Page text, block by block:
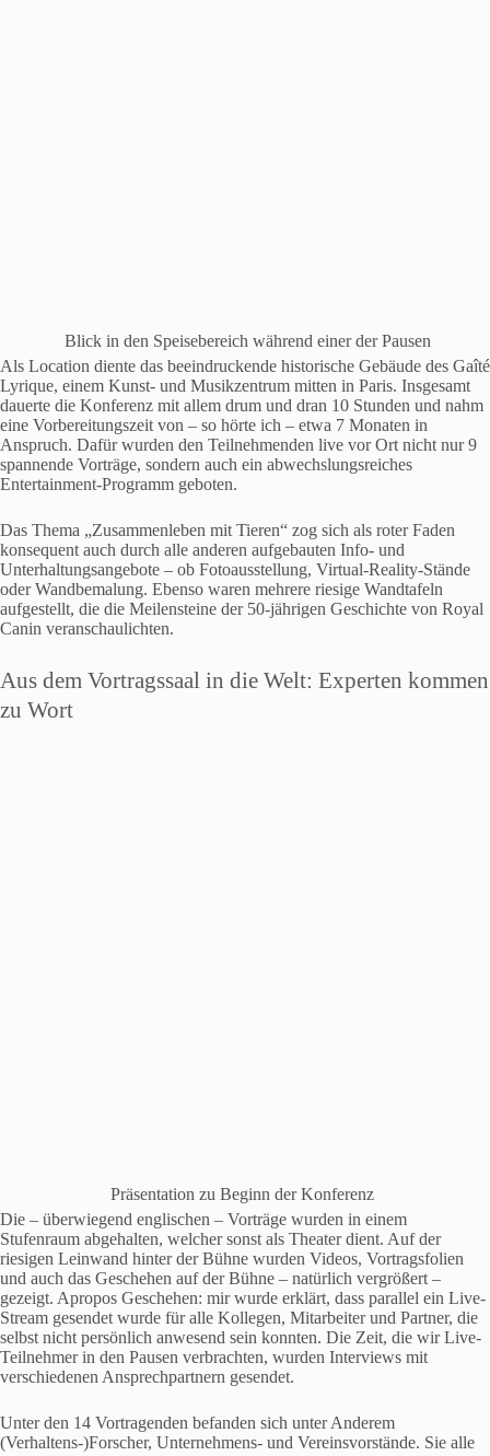
Blick in den Speisebereich während einer der Pausen
Als Location diente das beeindruckende historische Gebäude des Gaîté
Lyrique, einem Kunst- und Musikzentrum mitten in Paris. Insgesamt
dauerte die Konferenz mit allem drum und dran 10 Stunden und nahm
eine Vorbereitungszeit von – so hörte ich – etwa 7 Monaten in
Anspruch. Dafür wurden den Teilnehmenden live vor Ort nicht nur 9
spannende Vorträge, sondern auch ein abwechslungsreiches
Entertainment-Programm geboten.
Das Thema „Zusammenleben mit Tieren“ zog sich als roter Faden
konsequent auch durch alle anderen aufgebauten Info- und
Unterhaltungsangebote – ob Fotoausstellung, Virtual-Reality-Stände
oder Wandbemalung. Ebenso waren mehrere riesige Wandtafeln
aufgestellt, die die Meilensteine der 50-jährigen Geschichte von Royal
Canin veranschaulichten.
Aus dem Vortragssaal in die Welt: Experten kommen
zu Wort
Präsentation zu Beginn der Konferenz
Die – überwiegend englischen – Vorträge wurden in einem
Stufenraum abgehalten, welcher sonst als Theater dient. Auf der
riesigen Leinwand hinter der Bühne wurden Videos, Vortragsfolien
und auch das Geschehen auf der Bühne – natürlich vergrößert –
gezeigt. Apropos Geschehen: mir wurde erklärt, dass parallel ein Live-
Stream gesendet wurde für alle Kollegen, Mitarbeiter und Partner, die
selbst nicht persönlich anwesend sein konnten. Die Zeit, die wir Live-
Teilnehmer in den Pausen verbrachten, wurden Interviews mit
verschiedenen Ansprechpartnern gesendet.
Unter den 14 Vortragenden befanden sich unter Anderem
(Verhaltens-)Forscher, Unternehmens- und Vereinsvorstände. Sie alle